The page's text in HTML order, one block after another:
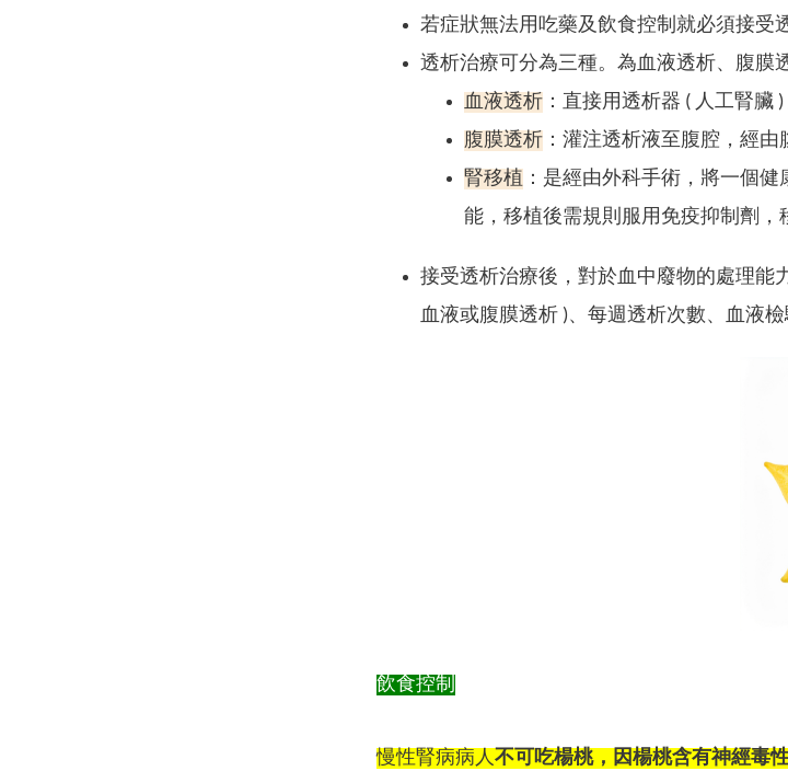
若症狀無法用吃藥及飲食控制就必須接受
透析治療可分為三種。為血液透析、腹膜
血液透析：直接用透析器 ( 人工腎臟
腹膜透析：灌注透析液至腹腔，經由
腎移植 ：是經由外科手術，將一個
能，移植後需規則服用免疫抑制劑，
接受透析治療後，對於血中廢物的處理能
血液或腹膜透析 )、每週透析次數、血液
飲食控制
慢性腎病病人不可吃楊桃，因楊桃含有神經毒